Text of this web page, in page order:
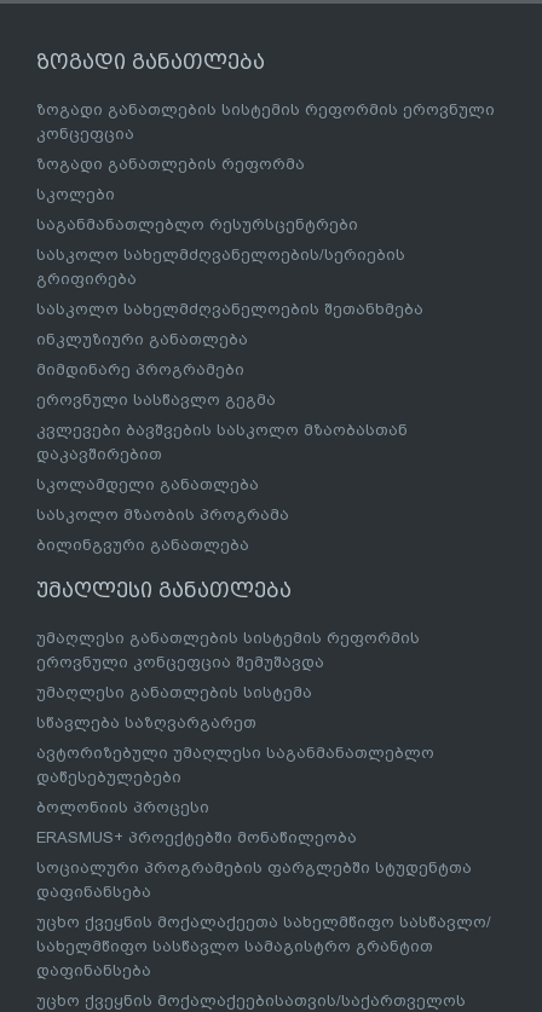
ზოგადი განათლება
ზოგადი განათლების სისტემის რეფორმის ეროვნული
კონცეფცია
ზოგადი განათლების რეფორმა
სკოლები
საგანმანათლებლო რესურსცენტრები
სასკოლო სახელმძღვანელოების/სერიების
გრიფირება
სასკოლო სახელმძღვანელოების შეთანხმება
ინკლუზიური განათლება
მიმდინარე პროგრამები
ეროვნული სასწავლო გეგმა
კვლევები ბავშვების სასკოლო მზაობასთან
დაკავშირებით
სკოლამდელი განათლება
სასკოლო მზაობის პროგრამა
ბილინგვური განათლება
უმაღლესი განათლება
უმაღლესი განათლების სისტემის რეფორმის
ეროვნული კონცეფცია შემუშავდა
უმაღლესი განათლების სისტემა
სწავლება საზღვარგარეთ
ავტორიზებული უმაღლესი საგანმანათლებლო
დაწესებულებები
ბოლონიის პროცესი
ERASMUS+ პროექტებში მონაწილეობა
სოციალური პროგრამების ფარგლებში სტუდენტთა
დაფინანსება
უცხო ქვეყნის მოქალაქეეთა სახელმწიფო სასწავლო/
სახელმწიფო სასწავლო სამაგისტრო გრანტით
დაფინანსება
უცხო ქვეყნის მოქალაქეებისათვის/საქართველოს